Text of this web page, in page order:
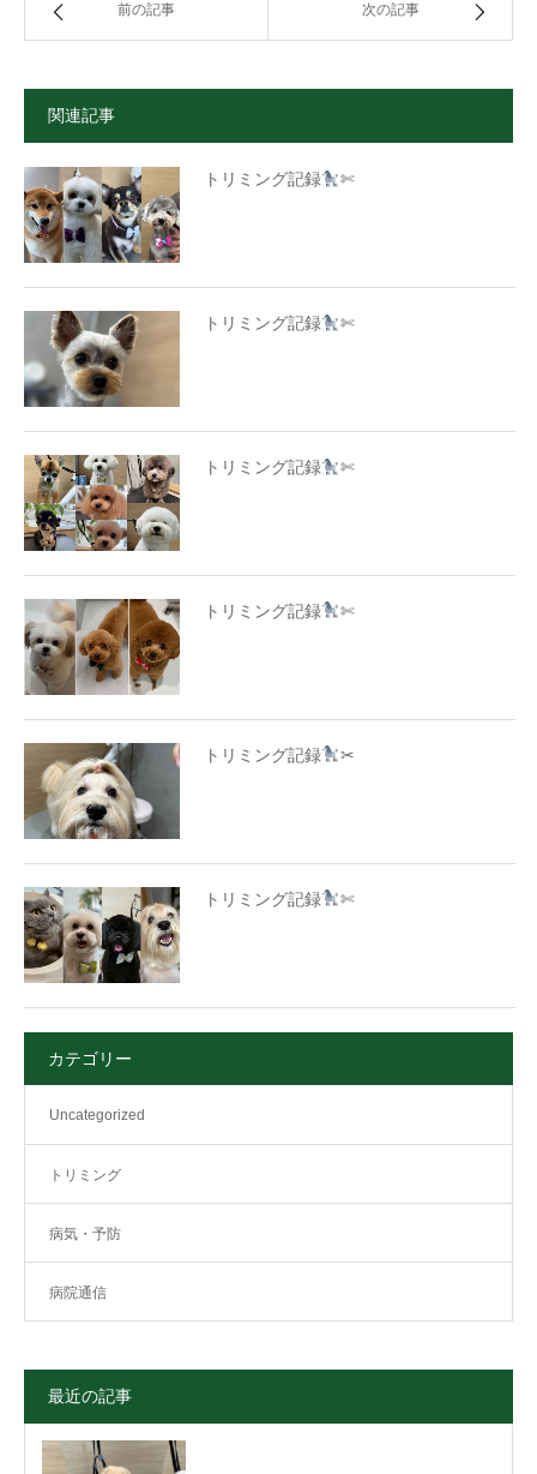
前の記事 次の記事
関連記事
トリミング記録 ✄
トリミング記録 ✄
トリミング記録 ✄
トリミング記録 ✄
トリミング記録 ✂
トリミング記録 ✄
カテゴリー
Uncategorized
トリミング
病気・予防
病院通信
最近の記事